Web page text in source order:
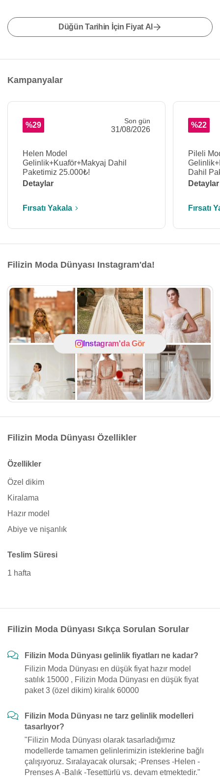
Düğün Tarihin İçin Fiyat Al
Kampanyalar
%29 Son gün
31/08/2026
Helen Model
Gelinlik+Kuaför+Makyaj Dahil
Paketimiz 25.000₺!
Detaylar
Fırsatı Yakala
%22
Pileli
Dahil
Detaylar
Fırsatı
Filizin Moda Dünyası Instagram'da!
Instagram'da Gör
Filizin Moda Dünyası Özellikler
Özellikler
Özel dikim
Kiralama
Hazır model
Abiye ve nişanlık
Teslim Süresi
1 hafta
Filizin Moda Dünyası Sıkça Sorulan Sorular
Filizin Moda Dünyası gelinlik fiyatları ne kadar?
Filizin Moda Dünyası en düşük fiyat hazır model
satılık 15000 , Filizin Moda Dünyası en düşük fiyat
paket 3 (özel dikim) kiralık 60000
Filizin Moda Dünyası ne tarz gelinlik modelleri
tasarlıyor?
"Filizin Moda Dünyası olarak tasarladığımız
modellerde tamamen gelinlerimizin isteklerine bağlı
çalışıyoruz. Sıralayacak olursak; -Prenses -Helen -
Prenses A -Balık -Tesettürlü vs. devam etmektedir."